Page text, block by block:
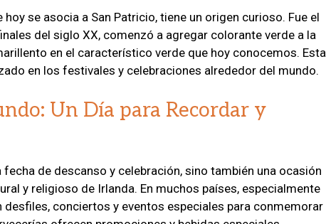
se asocia a San Patricio, tiene un origen curioso. Fue el
del siglo XX, comenzó a agregar colorante verde a la
en el característico verde que hoy conocemos. Esta
en los festivales y celebraciones alrededor del mundo.
Un Día para Recordar y
fecha de descanso y celebración, sino también una ocasión
y religioso de Irlanda. En muchos países, especialmente
desfiles, conciertos y eventos especiales para conmemorar